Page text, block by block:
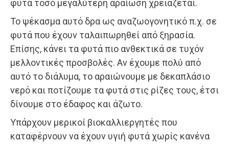
φυτά τόσο μεγαλύτερη αραίωση χρειάζεται.
Το ψέκασμα αυτό δρα ως αναζωογονητικό π.χ. σε
φυτά που έχουν ταλαιπωρηθεί από ξηρασία.
Επίσης, κάνει τα φυτά πιο ανθεκτικά σε τυχόν
μελλοντικές προσβολές. Αν έχουμε πολύ από
αυτό το διάλυμα, το αραιώνουμε με δεκαπλάσιο
νερό και ποτίζουμε τα φυτά στις ρίζες τους, έτσι
δίνουμε στο έδαφος και άζωτο.
Υπάρχουν μερικοί βιοκαλλιεργητές που
καταφέρνουν να έχουν υγιή φυτά χωρίς κανένα